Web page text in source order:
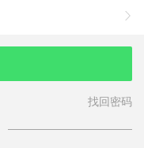

找回密码